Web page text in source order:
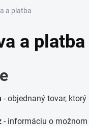
a platba
a platba
- objednaný tovar,
- informáciu o